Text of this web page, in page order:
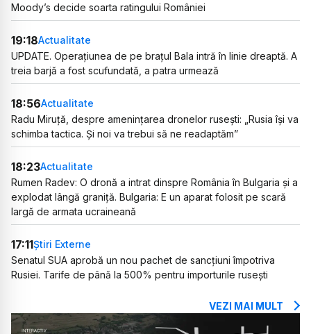
Moody’s decide soarta ratingului României
19:18Actualitate
UPDATE. Operațiunea de pe brațul Bala intră în linie dreaptă. A
treia barjă a fost scufundată, a patra urmează
18:56Actualitate
Radu Miruță, despre amenințarea dronelor rusești: „Rusia își va
schimba tactica. Și noi va trebui să ne readaptăm”
18:23Actualitate
Rumen Radev: O dronă a intrat dinspre România în Bulgaria și a
explodat lângă graniță. Bulgaria: E un aparat folosit pe scară
largă de armata ucraineană
17:11Știri Externe
Senatul SUA aprobă un nou pachet de sancțiuni împotriva
Rusiei. Tarife de până la 500% pentru importurile rusești
VEZI MAI MULT